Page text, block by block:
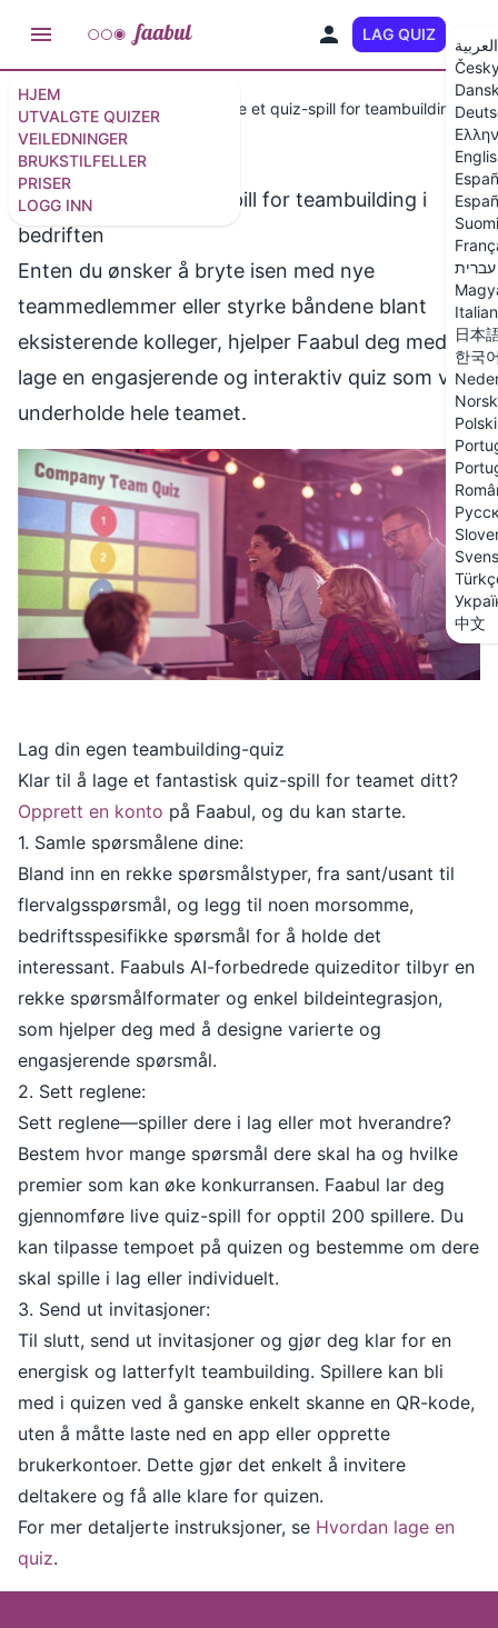
HJEM
UTVALGTE QUIZER
VEILEDNINGER
BRUKSTILFELLER
PRISER
LOGG INN
LAG QUIZ
العربية
Suomi
עברית
日本
한국
Norsk
Polski
中文
Bruksområder Hvordan lage et quiz-spill for teambuilding i
Hvordan lage et quiz-spill for teambuilding i
bedriften
Enten du ønsker å bryte isen med nye
teammedlemmer eller styrke båndene blant
eksisterende kolleger, hjelper Faabul deg med å
lage en engasjerende og interaktiv quiz som vil
underholde hele teamet.
Lag din egen teambuilding-quiz
Klar til å lage et fantastisk quiz-spill for teamet ditt?
Opprett en konto på Faabul, og du kan starte.
1. Samle spørsmålene dine:
Bland inn en rekke spørsmålstyper, fra sant/usant til
flervalgsspørsmål, og legg til noen morsomme,
bedriftsspesifikke spørsmål for å holde det
interessant. Faabuls AI-forbedrede quizeditor tilbyr en
rekke spørsmålformater og enkel bildeintegrasjon,
som hjelper deg med å designe varierte og
engasjerende spørsmål.
2. Sett reglene:
Sett reglene—spiller dere i lag eller mot hverandre?
Bestem hvor mange spørsmål dere skal ha og hvilke
premier som kan øke konkurransen. Faabul lar deg
gjennomføre live quiz-spill for opptil 200 spillere. Du
kan tilpasse tempoet på quizen og bestemme om dere
skal spille i lag eller individuelt.
3. Send ut invitasjoner:
Til slutt, send ut invitasjoner og gjør deg klar for en
energisk og latterfylt teambuilding. Spillere kan bli
med i quizen ved å ganske enkelt skanne en QR-kode,
uten å måtte laste ned en app eller opprette
brukerkontoer. Dette gjør det enkelt å invitere
deltakere og få alle klare for quizen.
For mer detaljerte instruksjoner, se Hvordan lage en
quiz.